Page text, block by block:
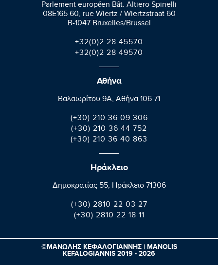
Parlement européen Bât. Altiero Spinelli
08E165 60, rue Wiertz / Wiertzstraat 60
B-1047 Bruxelles/Brussel
+32(0)2 28 45570
+32(0)2 28 49570
Αθήνα
Βαλαωρίτου 9A, Aθήνα 106 71
(+30) 210 36 09 306
(+30) 210 36 44 752
(+30) 210 36 40 863
Ηράκλειο
Δημοκρατίας 55, Ηράκλειο 71306
(+30) 2810 22 03 27
(+30) 2810 22 18 11
©ΜΑΝΩΛΗΣ ΚΕΦΑΛΟΓΙΑΝΝΗΣ | MANOLIS
KEFALOGIANNIS 2019 - 2026